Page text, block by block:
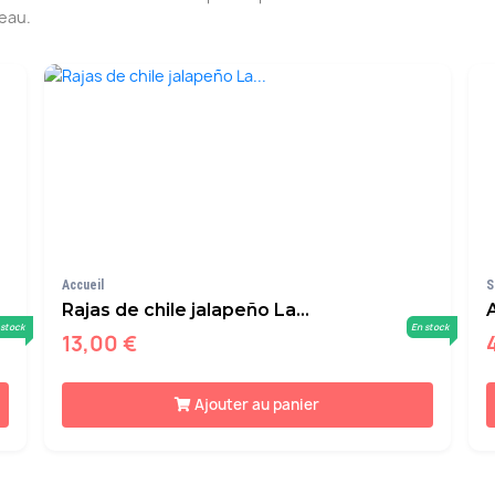
Accueil
Rajas de chile jalapeño La...
13,00 €
En stock
Ajouter au panier